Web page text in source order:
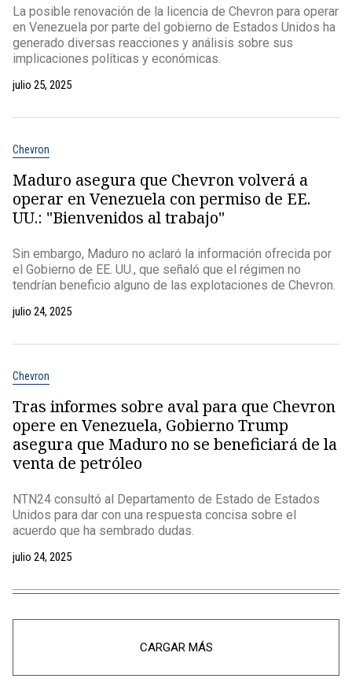
La posible renovación de la licencia de Chevron para operar
en Venezuela por parte del gobierno de Estados Unidos ha
generado diversas reacciones y análisis sobre sus
implicaciones políticas y económicas.
julio 25, 2025
Chevron
Maduro asegura que Chevron volverá a
operar en Venezuela con permiso de EE.
UU.: "Bienvenidos al trabajo"
Sin embargo, Maduro no aclaró la información ofrecida por
el Gobierno de EE. UU., que señaló que el régimen no
tendrían beneficio alguno de las explotaciones de Chevron.
julio 24, 2025
Chevron
Tras informes sobre aval para que Chevron
opere en Venezuela, Gobierno Trump
asegura que Maduro no se beneficiará de la
venta de petróleo
NTN24 consultó al Departamento de Estado de Estados
Unidos para dar con una respuesta concisa sobre el
acuerdo que ha sembrado dudas.
julio 24, 2025
CARGAR MÁS